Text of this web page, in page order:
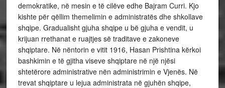
demokratike, në mesin e të cilëve edhe Bajram Curri. Kjo
kishte për qëllim themelimin e administratës dhe shkollave
shqipe. Gradualisht gjuha shqipe u bë gjuha e vendit, u
krijuan rrethanat e ruajtjes së traditave e zakoneve
shqiptare. Në nëntorin e vitit 1916, Hasan Prishtina kërkoi
bashkimin e të gjitha viseve shqiptare në një njësi
shtetërore administrative nën administrimin e Vjenës. Në
trevat shqiptare u lejua administrata në gjuhën shqipe,